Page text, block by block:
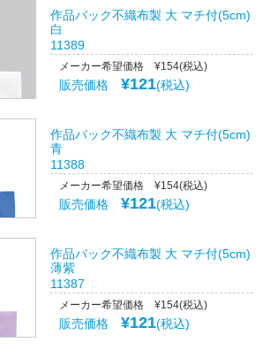
作品バック不織布製 大 マチ付(5cm)
白
11389
メーカー希望価格 ¥154(税込)
販売価格 ¥121(税込)
作品バック不織布製 大 マチ付(5cm)
青
11388
メーカー希望価格 ¥154(税込)
販売価格 ¥121(税込)
作品バック不織布製 大 マチ付(5cm)
薄紫
11387
メーカー希望価格 ¥154(税込)
販売価格 ¥121(税込)